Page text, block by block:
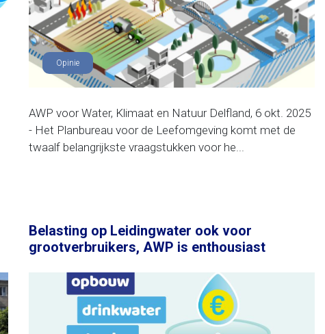
Opinie
AWP voor Water, Klimaat en Natuur Delfland, 6 okt. 2025
- Het Planbureau voor de Leefomgeving komt met de
twaalf belangrijkste vraagstukken voor he...
Belasting op Leidingwater ook voor
grootverbruikers, AWP is enthousiast